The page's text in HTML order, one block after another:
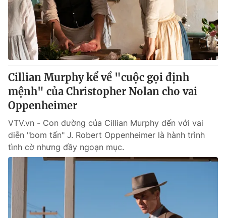
Cillian Murphy kể về "cuộc gọi định
mệnh" của Christopher Nolan cho vai
Oppenheimer
VTV.vn - Con đường của Cillian Murphy đến với vai
diễn "bom tấn" J. Robert Oppenheimer là hành trình
tình cờ nhưng đầy ngoạn mục.